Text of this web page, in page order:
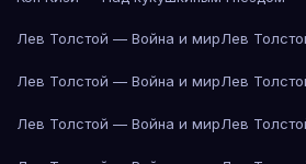
Лев Толстой — Война и мирЛев
Лев Толстой — Война и мирЛев
Лев Толстой — Война и мирЛев